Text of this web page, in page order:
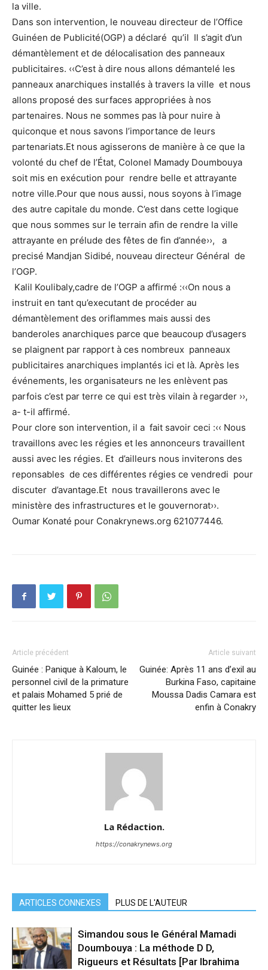
la ville.
Dans son intervention, le nouveau directeur de l’Office
Guinéen de Publicité(OGP) a déclaré qu’il Il s’agit d’un
démantèlement et de délocalisation des panneaux
publicitaires. ‹‹C’est à dire nous allons démantelé les
panneaux anarchiques installés à travers la ville et nous
allons proposé des surfaces appropriées à nos
partenaires. Nous ne sommes pas là pour nuire à
quiconque et nous savons l’importance de leurs
partenariats.Et nous agisserons de manière à ce que la
volonté du chef de l’État, Colonel Mamady Doumbouya
soit mis en exécution pour rendre belle et attrayante
notre ville.Pour que nous aussi, nous soyons à l’image
des autre capitale du monde. C’est dans cette logique
que nous sommes sur le terrain afin de rendre la ville
attrayante en prélude des fêtes de fin d’année››, a
precisé Mandjan Sidibé, nouveau directeur Général de
l’OGP.
Kalil Koulibaly,cadre de l’OGP a affirmé :‹‹On nous a
instruit en tant qu’executant de procéder au
démantèlement des oriflammes mais aussi des
banderoles anarchiques parce que beaucoup d’usagers
se plaignent par rapport à ces nombreux panneaux
publicitaires anarchiques implantés ici et là. Après les
événements, les organisateurs ne les enlèvent pas
parfois c’est par terre ce qui est très vilain à regarder ››,
a- t-il affirmé.
Pour clore son intervention, il a fait savoir ceci :‹‹ Nous
travaillons avec les régies et les annonceurs travaillent
aussi avec les régies. Et d’ailleurs nous inviterons des
reponsables de ces différentes régies ce vendredi pour
discuter d’avantage.Et nous travaillerons avec le
ministère des infrastructures et le gouvernorat››.
Oumar Konaté pour Conakrynews.org 621077446.
Article précédent
Guinée : Panique à Kaloum, le
personnel civil de la primature
et palais Mohamed 5 prié de
quitter les lieux
Article suivant
Guinée: Après 11 ans d’exil au
Burkina Faso, capitaine
Moussa Dadis Camara est
enfin à Conakry
La Rédaction.
https://conakrynews.org
ARTICLES CONNEXES PLUS DE L'AUTEUR
Simandou sous le Général Mamadi
Doumbouya : La méthode D D,
Rigueurs et Résultats [Par Ibrahima